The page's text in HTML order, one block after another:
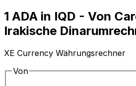
1 ADA in IQD - Von
Irakische
XE Currency Währungsrechner
Von